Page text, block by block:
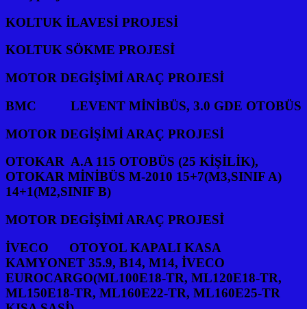
KOLTUK İLAVESİ PROJESİ
KOLTUK SÖKME PROJESİ
MOTOR DEGİŞİMİ ARAÇ PROJESİ
BMC LEVENT MİNİBÜS, 3.0 GDE OTOBÜS
MOTOR DEGİŞİMİ ARAÇ PROJESİ
OTOKAR A.A 115 OTOBÜS (25 KİŞİLİK),
OTOKAR MİNİBÜS M-2010 15+7(M3,SINIF A)
14+1(M2,SINIF B)
MOTOR DEGİŞİMİ ARAÇ PROJESİ
İVECO OTOYOL KAPALI KASA
KAMYONET 35.9, B14, M14, İVECO
EUROCARGO(ML100E18-TR, ML120E18-TR,
ML150E18-TR, ML160E22-TR, ML160E25-TR